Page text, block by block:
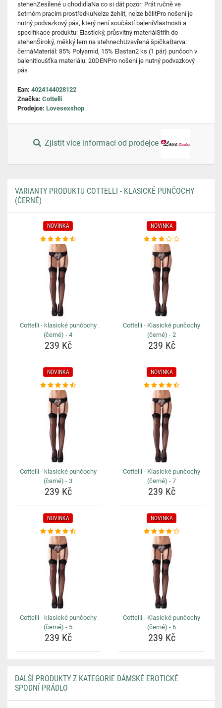
stehenZesílené u chodidlaNa co si dát pozor: Prát ručně ve
šetrném pracím prostředkuNelze žehlit, nelze bělitPro nošení je
nutný podvazkový pás, který není součástí baleníVlastnosti a
specifikace produktu: Elastický, průsvitný materiálStřih do
stehenŠiroký, měkký lem na stehnechUzavřená špičkaBarva:
černáMateriál: 85% Polyamid, 15% Elastan2 ks (1 pár) punčoch v
balenítloušťka materiálu: 20DENPro nošení je nutný podvazkový
pás
Ean: 4024144028122
Značka: Cottelli
Prodejce: Lovesexshop
Zjistit více informací od prodejce
VARIANTY PRODUKTU COTTELLI - KLASICKÉ PUNČOCHY
(ČERNÉ)
NOVINKA
Cottelli - klasické punčochy
(černé) - 4
239 Kč
NOVINKA
Cottelli - Klasické punčochy
(černé) - 2
239 Kč
NOVINKA
Cottelli - klasické punčochy
(černé) - 3
239 Kč
NOVINKA
Cottelli - Klasické punčochy
(černé) - 7
239 Kč
NOVINKA
Cottelli - klasické punčochy
(černé) - 5
239 Kč
NOVINKA
Cottelli - Klasické punčochy
(černé) - 6
239 Kč
DALŠÍ PRODUKTY Z KATEGORIE DÁMSKÉ EROTICKÉ
SPODNÍ PRÁDLO